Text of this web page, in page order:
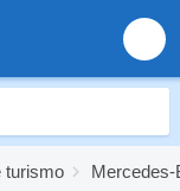
turismo Mercedes-